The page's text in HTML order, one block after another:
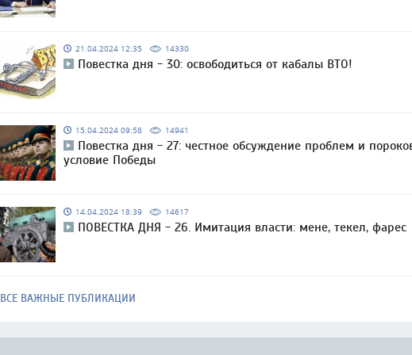
21.04.2024 12:35 14330
Повестка дня - 30: освободиться от кабалы ВТО!
15.04.2024 09:58 14941
Повестка дня - 27: честное обсуждение проблем и
условие Победы
14.04.2024 18:39 14617
ПОВЕСТКА ДНЯ - 26. Имитация власти: мене, текел, фарес
ВСЕ ВАЖНЫЕ ПУБЛИКАЦИИ